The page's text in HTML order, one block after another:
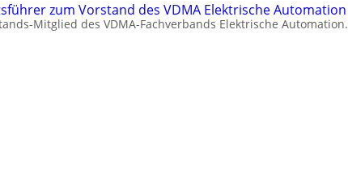
zum Vorstand des VDMA Elektrische
Mitglied des VDMA-Fachverbands Elektrische Automation.